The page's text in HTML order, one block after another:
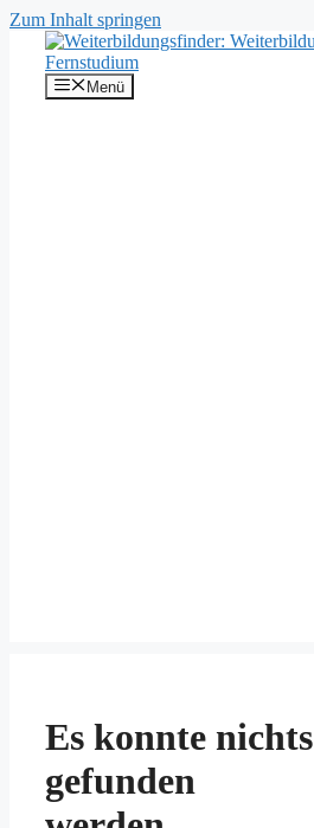
Zum Inhalt springen
Menü
Es konnte nichts
gefunden